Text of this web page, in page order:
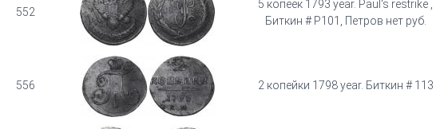
552
5 копеек 1793 year. Paul's restrike ,
Биткин # P101, Петров нет руб.
556 2 копейки 1798 year. Биткин # 113